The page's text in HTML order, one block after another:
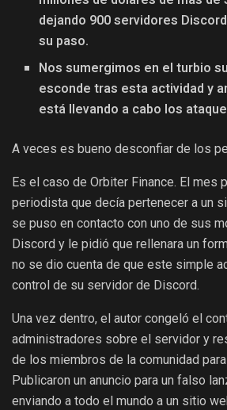
dejando 900 servidores
su paso.
Nos sumergimos en el turbio
esconde tras esta actividad y
está llevando a cabo los
A veces es bueno desconfiar de los
Es el caso de Orbiter Finance. El mes
periodista que decía pertenecer a un
se puso en contacto con uno de sus
Discord y le pidió que rellenara un
no se dio cuenta de que este simple
control de su servidor de Discord.
Una vez dentro, el autor congeló el
administradores sobre el servidor y
de los miembros de la comunidad
Publicaron un anuncio para un falso
enviando a todo el mundo a un sitio